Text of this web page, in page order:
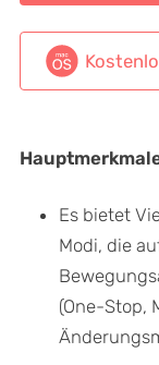
Es bietet
Modi, die
(One-Stop,